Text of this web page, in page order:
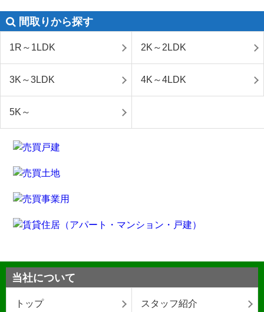
間取りから探す
1R～1LDK 2K～2LDK
3K～3LDK 4K～4LDK
5K～
当社について
トップ スタッフ紹介